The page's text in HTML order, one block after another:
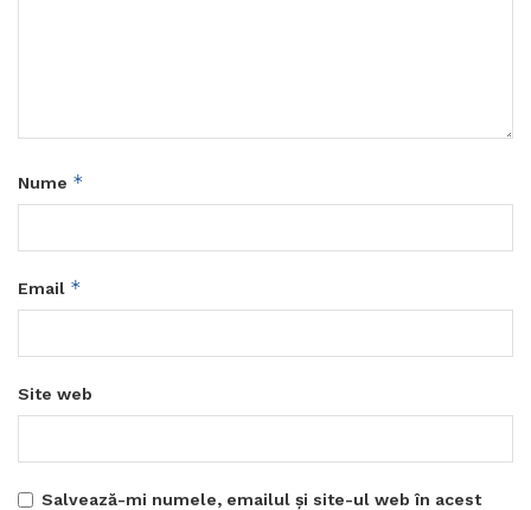
Nume *
Email *
Site web
Salvează-mi numele, emailul și site-ul web în acest